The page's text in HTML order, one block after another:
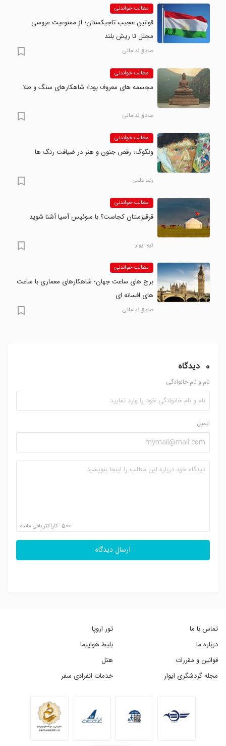
مطالب خواندنی
قوانین عجیب تاجیکستان؛ از ممنوعیت عروسی
مجلل تا ریش بلند
صادق نداماتی
مطالب خواندنی
مجسمه های معروف بودا؛ شاهکارهای سنگ و طلا
صادق نداماتی
مطالب خواندنی
ونگوگ؛ رقص جنون و هنر در ضیافت رنگ ها
رضا علمی
مطالب خواندنی
قرقیزستان کجاست؟ با سوئیس آسیا آشنا شوید
تیم ایوار
مطالب خواندنی
برج های ساعت جهان؛ شاهکارهای معماری با ساعت
های افسانه ای
صادق نداماتی
0 دیدگاه
نام و نام خانوادگی
ایمیل
500 کاراکتر باقی مانده
ارسال دیدگاه
تماس با ما
درباره ما
قوانین و مقررات
مجله گردشگری ایوار
تور اروپا
بلیط هواپیما
هتل
خدمات انفرادی سفر